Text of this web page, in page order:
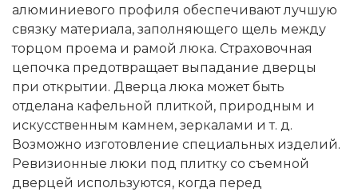
алюминиевого профиля обеспечивают лучшую
связку материала, заполняющего щель между
торцом проема и рамой люка. Cтраховочная
цепочка предотвращает выпадaние дверцы
при открытии. Дверца люка может быть
отделана кафельной плиткой, природным и
искусственным камнем, зеркалами и т. д.
Возможно изготовление специальных изделий.
Ревизионные люки под плитку со съемной
дверцей используются, когда перед